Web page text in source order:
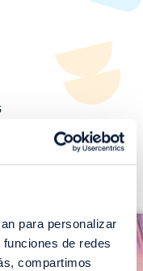
para personalizar
de redes
compartimos
I
m